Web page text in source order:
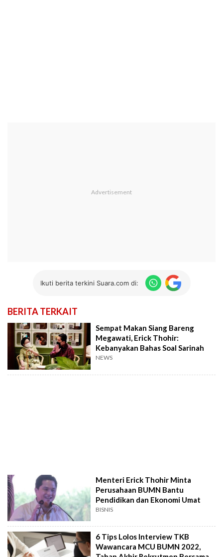
Ikuti berita terkini Suara.com di:
BERITA TERKAIT
Sempat Makan Siang Bareng
Megawati, Erick Thohir:
Kebanyakan Bahas Soal Sarinah
NEWS
Menteri Erick Thohir Minta
Perusahaan BUMN Bantu
Pendidikan dan Ekonomi Umat
BISNIS
6 Tips Lolos Interview TKB
Wawancara MCU BUMN 2022,